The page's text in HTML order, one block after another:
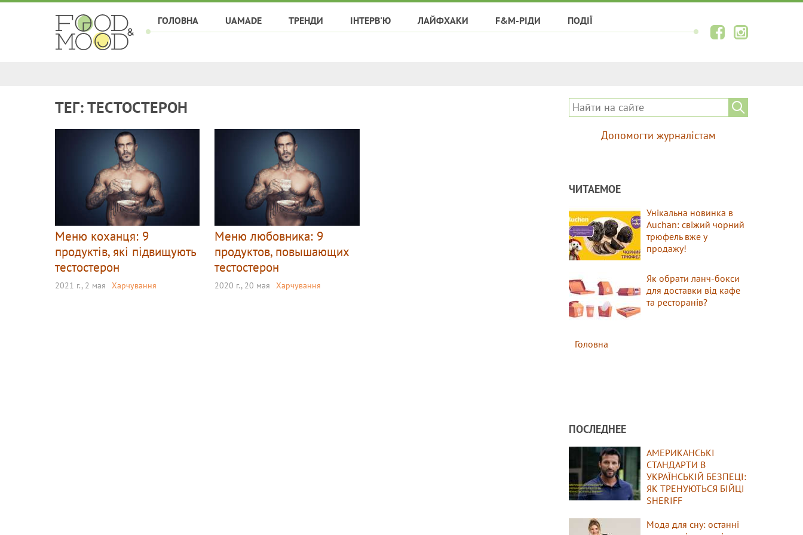
ГОЛОВНА UAMADE ТРЕНДИ ІНТЕРВ'Ю ЛАЙФХАКИ F&M-РІДИ ПОДІЇ
ТЕГ: ТЕСТОСТЕРОН
Меню коханця: 9
продуктів, які підвищують
тестостерон
2021 г., 2 мая Харчування
Меню любовника: 9
продуктов, повышающих
тестостерон
2020 г., 20 мая Харчування
Допомогти журналістам
ЧИТАЕМОЕ
Унікальна новинка в
Auchan: свіжий чорний
трюфель вже у
продажу!
Як обрати ланч-бокси
для доставки від кафе
та ресторанів?
Головна
ПОСЛЕДНЕЕ
АМЕРИКАНСЬКІ
СТАНДАРТИ В
УКРАЇНСЬКІЙ БЕЗПЕЦІ:
ЯК ТРЕНУЮТЬСЯ БІЙЦІ
SHERIFF
Мода для сну: останні